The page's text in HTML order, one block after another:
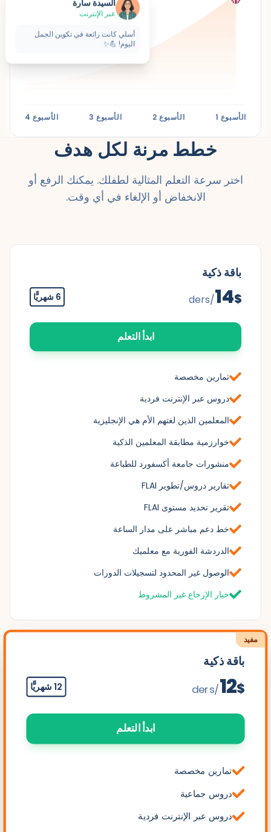
الأسبوع 1 الأسبوع 2 الأسبوع 3 الأسبوع 4
عبر الإنترنت
أسلي كانت رائعة في تكوين الجمل
اليوم! 💪✨
خطط مرنة لكل هدف
اختر سرعة التعلم المثالية لطفلك. يمكنك الرفع أو
الانخفاض أو الإلغاء في أي وقت.
باقة ذكية
$
14
/ders 6 شهريًّا
ابدأ التعلم
تمارين مخصصة
دروس عبر الإنترنت فردية
المعلمين الذين لغتهم الأم هي الإنجليزية
خوارزمية مطابقة المعلمين الذكية
منشورات جامعة أكسفورد للطباعة
تقارير دروس/تطوير FLAI
تقرير تحديد مستوى FLAI
خط دعم مباشر على مدار الساعة
الدردشة الفورية مع معلميك
الوصول غير المحدود لتسجيلات الدورات
خيار الإرجاع غير المشروط
مفيد
باقة ذكية
$
12
/ders 12 شهريًّا
ابدأ التعلم
تمارين مخصصة
دروس جماعية
دروس عبر الإنترنت فردية